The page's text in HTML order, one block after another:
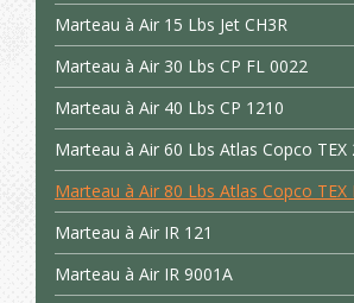
Marteau à Air 15 Lbs Jet CH3R
Marteau à Air 30 Lbs CP FL 0022
Marteau à Air 40 Lbs CP 1210
Marteau à Air 60 Lbs Atlas Copco TEX
Marteau à Air 80 Lbs Atlas Copco TEX
Marteau à Air IR 121
Marteau à Air IR 9001A